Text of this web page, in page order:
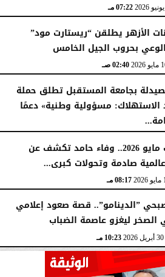
07:22 مـ
الأزهر يطلقن “ريستارت مود”
الوعي بحروب الجيل الخامس
02:40 صـ
بجامعة المستقبل تطلق حملة
الاستهلاك: مسؤولية وطنية» دعمًا
توقعات مايو 2026.. وفاء حامد تكشف عن
صادمة وتحولات كبرى...
08:17 مـ
”الدينامو”.. قصة صعود إعلامي
ليغزو عاصمة الضباب
10:23 مـ